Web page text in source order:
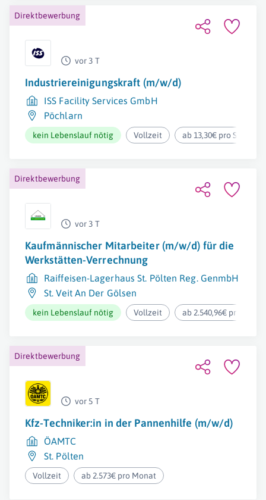
Direktbewerbung
vor 3 T
Industriereinigungskraft (m/w/d)
ISS Facility Services GmbH
Pöchlarn
kein Lebenslauf nötig Vollzeit ab 13,30€ pro Stunde
Direktbewerbung
vor 3 T
Kaufmännischer Mitarbeiter (m/w/d) für die
Werkstätten-Verrechnung
Raiffeisen-Lagerhaus St. Pölten Reg. GenmbH
St. Veit An Der Gölsen
kein Lebenslauf nötig Vollzeit ab 2.540,96€ pro
Direktbewerbung
vor 5 T
Kfz-Techniker:in in der Pannenhilfe (m/w/d)
ÖAMTC
St. Pölten
Vollzeit ab 2.573€ pro Monat